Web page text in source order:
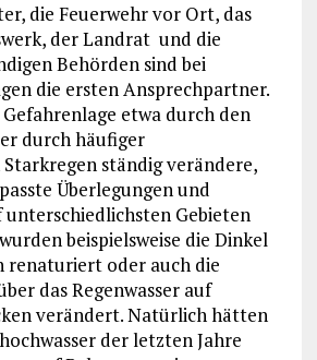
die Feuerwehr vor Ort, das
der Landrat und die
Behörden sind bei
die ersten Ansprechpartner.
etwa durch den
durch häufiger
ständig verändere,
Überlegungen und
Gebieten
beispielsweise die Dinkel
renaturiert oder auch die
das Regenwasser auf
verändert. Natürlich hätten
der letzten Jahre